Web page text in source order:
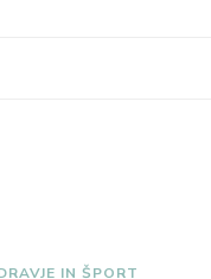
IN ŠPORT